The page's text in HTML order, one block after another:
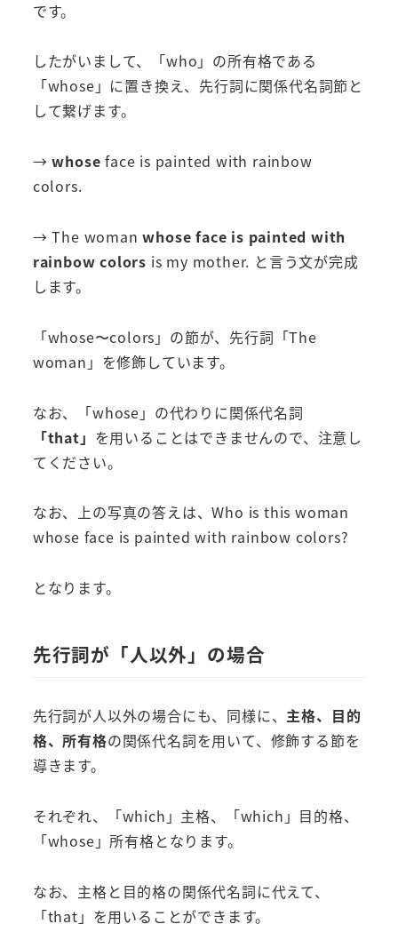
です。
したがいまして、「who」の所有格である
「whose」に置き換え、先行詞に関係代名詞節と
して繋げます。
→whose face is painted with rainbow
colors.
→ The womanwhose face is painted with
rainbow colors is my mother. と言う文が完成
します。
「whose〜colors」の節が、先行詞「The
woman」を修飾しています。
なお、「whose」の代わりに関係代名詞
「that」 を用いることはできませんので、注意し
てください。
なお、上の写真の答えは、Who is this woman
whose face is painted with rainbow colors?
となります。
先行詞が「人以外」の場合
先行詞が人以外の場合にも、同様に、 主格、目的
格、所有格の関係代名詞を用いて、修飾する節を
導きます。
それぞれ、「which」主格、「which」目的格、
「whose」所有格となります。
なお、主格と目的格の関係代名詞に代えて、
「that」を用いることができます。